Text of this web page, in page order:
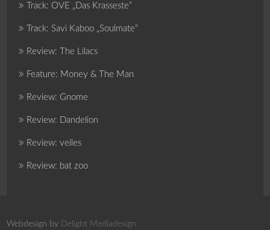
Track: OVE „Das Krasseste“
Track: Savi Kaboo „Soulmate“
Review: The Lilacs
Feature: Money & The Man
Review: Gnome
Review: Dandelion
Review: veiles
Review: bat zoo
Webdesign by Delight Mediadesign